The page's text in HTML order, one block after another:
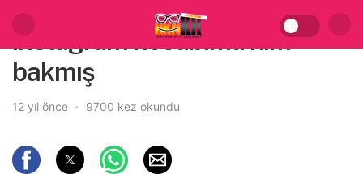
instagram hesabıma kim
bakmış
12 yıl önce 9700 kez okundu